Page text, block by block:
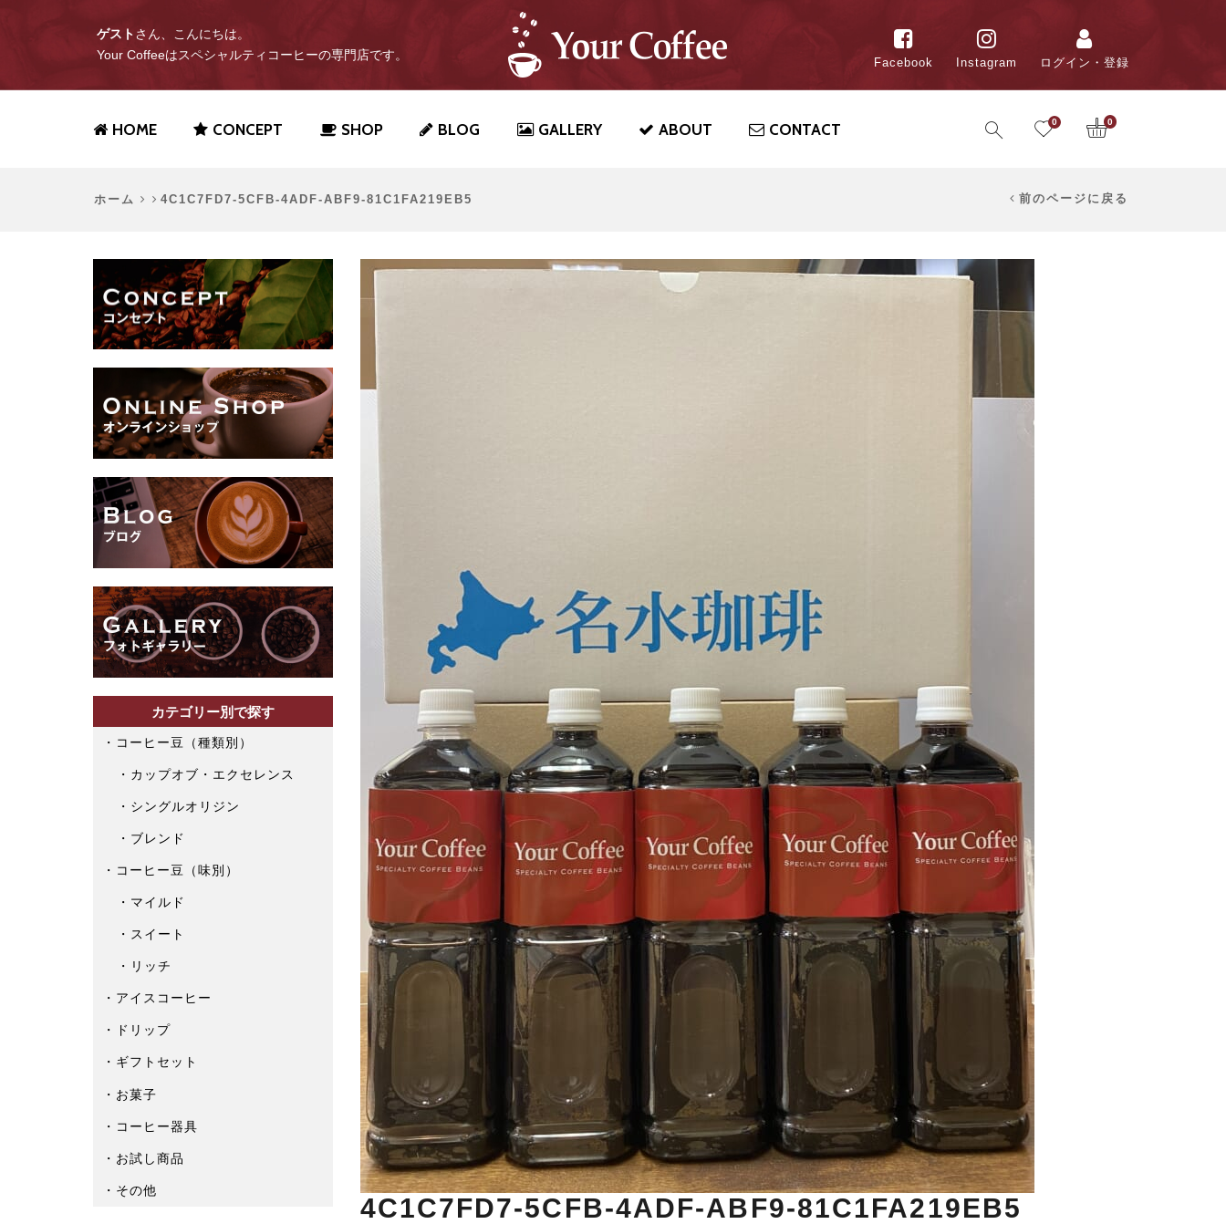
ゲストさん、こんにちは。
Your Coffeeはスペシャルティコーヒーの専門店です。
Facebook Instagram ログイン・登録
HOME CONCEPT SHOP BLOG GALLERY ABOUT CONTACT 0 0
ホーム 前のページに戻る
4C1C7FD7-5CFB-4ADF-ABF9-81C1FA219EB5
4C1C7FD7-5CFB-4ADF-ABF9-81C1FA219EB5
カテゴリー別で探す
コーヒー豆（種類別）
カップオブ・エクセレンス
シングルオリジン
ブレンド
コーヒー豆（味別）
マイルド
スイート
リッチ
アイスコーヒー
ドリップ
ギフトセット
お菓子
コーヒー器具
お試し商品
その他